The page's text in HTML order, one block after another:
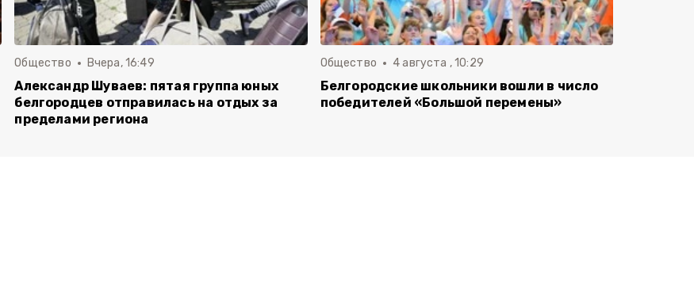
Общество Вчера, 16:49
Александр Шуваев: пятая группа юных
белгородцев отправилась на отдых за
пределами региона
Общество 4 августа , 10:29
Белгородские школьники вошли в число
победителей «Большой перемены»